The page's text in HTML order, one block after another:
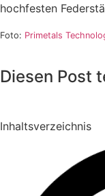
hochfesten
Foto: Primetals
Diesen Post
Inhaltsverzeichnis